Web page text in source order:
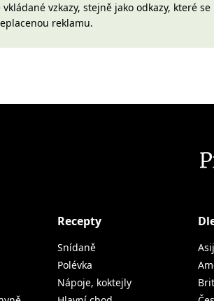
vkládané vzkazy, stejně jako odkazy, které
reklamu.
Recepty
Snídaně
Polévka
Nápoje, koktejly